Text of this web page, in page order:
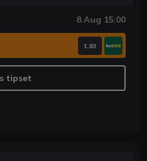
8 Aug 15:00
1.83
tipset